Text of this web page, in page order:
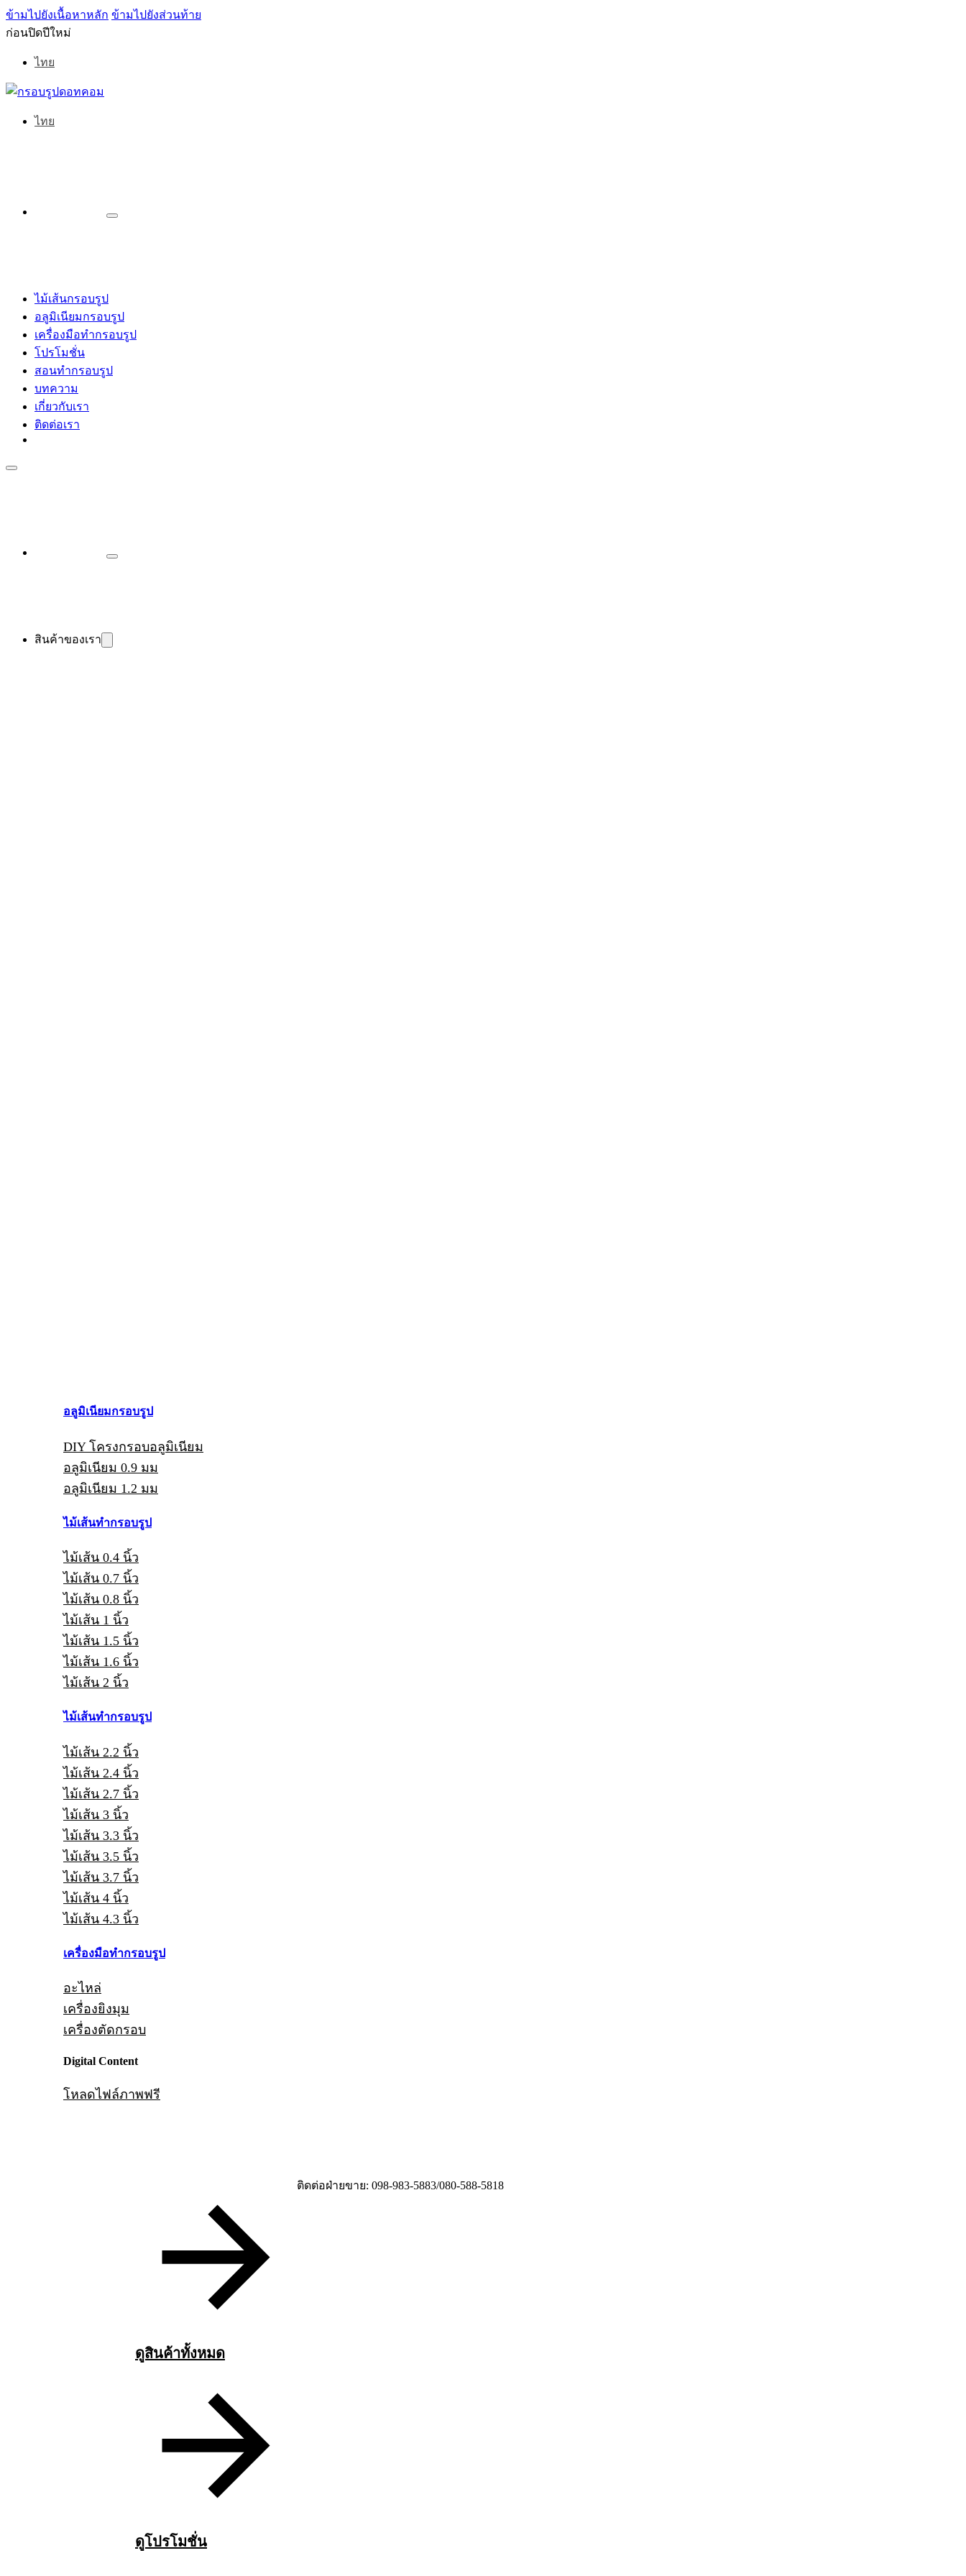
ข้ามไปยังเนื้อหาหลัก ข้ามไปยังส่วนท้าย
ก่อนปิดปีใหม่
ไทย
ไทย
ไม้เส้นกรอบรูป
อลูมิเนียมกรอบรูป
เครื่องมือทำกรอบรูป
โปรโมชั่น
สอนทำกรอบรูป
บทความ
เกี่ยวกับเรา
ติดต่อเรา
สินค้าของเรา
อลูมิเนียมกรอบรูป
DIY โครงกรอบอลูมิเนียม
อลูมิเนียม 0.9 มม
อลูมิเนียม 1.2 มม
ไม้เส้นทำกรอบรูป
ไม้เส้น 0.4 นิ้ว
ไม้เส้น 0.7 นิ้ว
ไม้เส้น 0.8 นิ้ว
ไม้เส้น 1 นิ้ว
ไม้เส้น 1.5 นิ้ว
ไม้เส้น 1.6 นิ้ว
ไม้เส้น 2 นิ้ว
ไม้เส้นทำกรอบรูป
ไม้เส้น 2.2 นิ้ว
ไม้เส้น 2.4 นิ้ว
ไม้เส้น 2.7 นิ้ว
ไม้เส้น 3 นิ้ว
ไม้เส้น 3.3 นิ้ว
ไม้เส้น 3.5 นิ้ว
ไม้เส้น 3.7 นิ้ว
ไม้เส้น 4 นิ้ว
ไม้เส้น 4.3 นิ้ว
เครื่องมือทำกรอบรูป
อะไหล่
เครื่องยิงมุม
เครื่องตัดกรอบ
Digital Content
โหลดไฟล์ภาพฟรี
ดูสินค้าทั้งหมด
ดูโปรโมชั่น
ติดต่อฝ่ายขาย: 098-983-5883/080-588-5818